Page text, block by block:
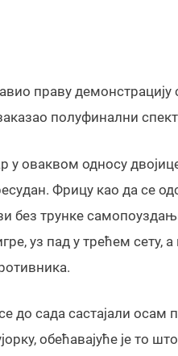
праву
полуфинални
оваквом односу
Фрицу као да се
без трунке
уз пад у трећем сету,
до сада састајали
обећавајуће је то